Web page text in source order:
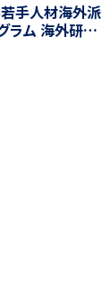
手人材海外派
ラム 海外研修
会